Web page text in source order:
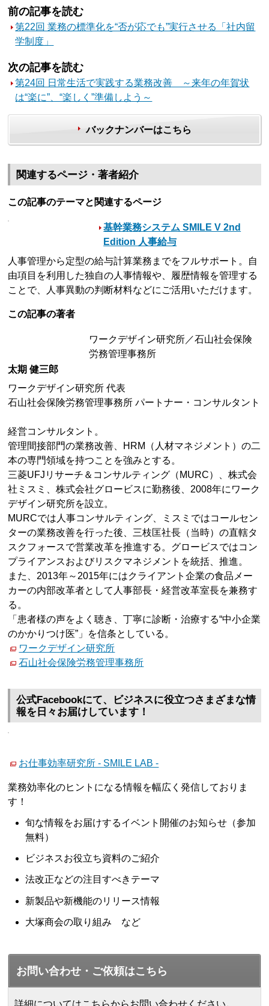
前の記事を読む
第22回 業務の標準化を“否が応でも”実行させる「社内留
学制度」
次の記事を読む
第24回 日常生活で実践する業務改善 ～来年の年賀状
は“楽に”、“楽しく”準備しよう～
バックナンバーはこちら
関連するページ・著者紹介
この記事のテーマと関連するページ
基幹業務システム SMILE V 2nd
Edition 人事給与
人事管理から定型の給与計算業務までをフルサポート。自
由項目を利用した独自の人事情報や、履歴情報を管理する
ことで、人事異動の判断材料などにご活用いただけます。
この記事の著者
ワークデザイン研究所／石山社会保険
労務管理事務所
太期 健三郎
ワークデザイン研究所 代表
石山社会保険労務管理事務所 パートナー・コンサルタント
経営コンサルタント。
管理間接部門の業務改善、HRM（人材マネジメント）の二
本の専門領域を持つことを強みとする。
三菱UFJリサーチ＆コンサルティング（MURC）、株式会
社ミスミ、株式会社グロービスに勤務後、2008年にワーク
デザイン研究所を設立。
MURCでは人事コンサルティング、ミスミではコールセン
ターの業務改善を行った後、三枝匡社長（当時）の直轄タ
スクフォースで営業改革を推進する。グロービスではコン
プライアンスおよびリスクマネジメントを統括、推進。
また、2013年～2015年にはクライアント企業の食品メー
カーの内部改革者として人事部長・経営改革室長を兼務す
る。
「患者様の声をよく聴き、丁寧に診断・治療する“中小企業
のかかりつけ医”」を信条としている。
ワークデザイン研究所
石山社会保険労務管理事務所
公式Facebookにて、ビジネスに役立つさまざまな情
報を日々お届けしています！
お仕事効率研究所 - SMILE LAB -
業務効率化のヒントになる情報を幅広く発信しておりま
す！
旬な情報をお届けするイベント開催のお知らせ（参加
無料）
ビジネスお役立ち資料のご紹介
法改正などの注目すべきテーマ
新製品や新機能のリリース情報
大塚商会の取り組み など
お問い合わせ・ご依頼はこちら
詳細についてはこちらからお問い合わせください。